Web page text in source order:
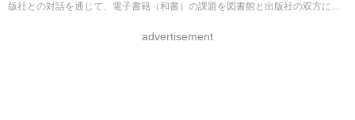
版社との対話を通じて、電子書籍（和書）の課題を図書館と出版社の双方にと
advertisement